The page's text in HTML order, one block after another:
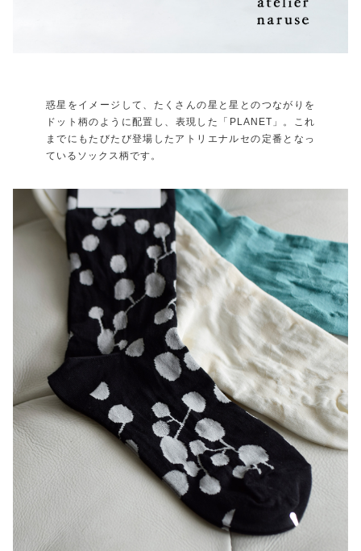
惑星をイメージして、たくさんの星と星とのつながりを
ドット柄のように配置し、表現した「PLANET」。これ
までにもたびたび登場したアトリエナルセの定番となっ
ているソックス柄です。